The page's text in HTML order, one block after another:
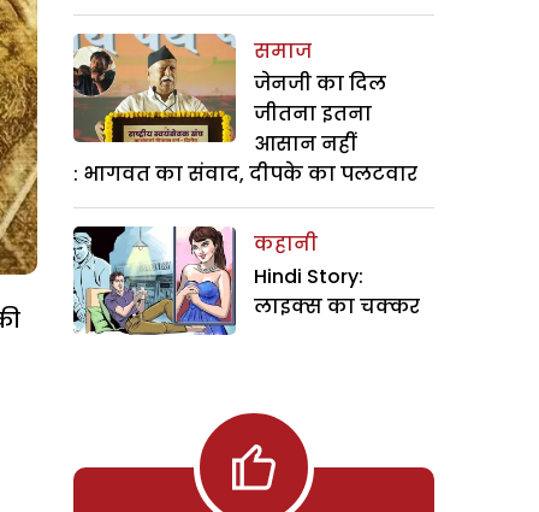
समाज
जेनजी का दिल
जीतना इतना
आसान नहीं
: भागवत का संवाद, दीपके का पलटवार
कहानी
Hindi Story:
लाइक्स का चक्कर